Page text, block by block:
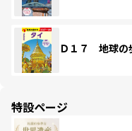
Ｄ１７ 地球
特設ページ